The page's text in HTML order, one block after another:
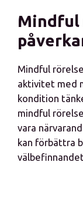
Mindful
Mindful
aktivitet med
kondition
mindful
vara
kan förbättra